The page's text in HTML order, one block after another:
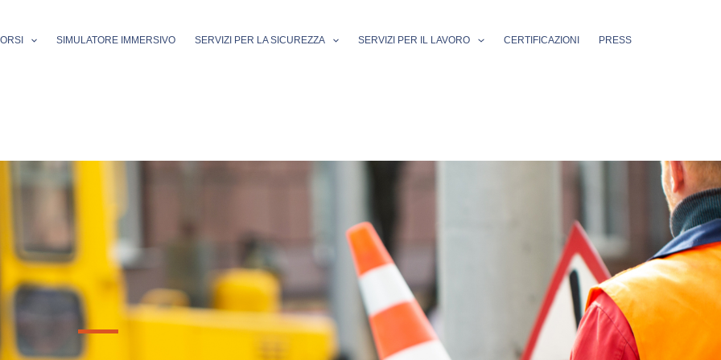
SIMULATORE IMMERSIVO SERVIZI PER LA SICUREZZA SERVIZI PER IL LAVORO CERTIFICAZIONI PRESS